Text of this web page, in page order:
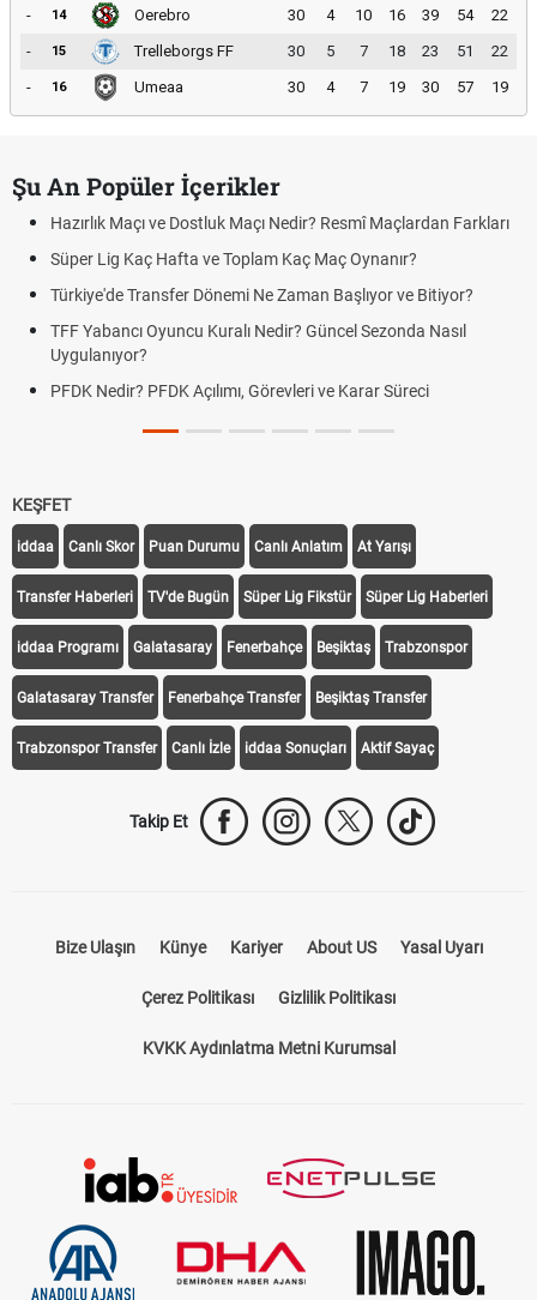
-
14 Oerebro 30 4 10 16 39 54
22
-
15 Trelleborgs FF 30 5 7 18 23 51
22
-
16 Umeaa 30 4 7 19 30 57 19
Şu An Popüler İçerikler
Hazırlık Maçı ve Dostluk Maçı Nedir? Resmî Maçlardan Farkları
Süper Lig Kaç Hafta ve Toplam Kaç Maç Oynanır?
Türkiye'de Transfer Dönemi Ne Zaman Başlıyor ve Bitiyor?
TFF Yabancı Oyuncu Kuralı Nedir? Güncel Sezonda Nasıl
Uygulanıyor?
PFDK Nedir? PFDK Açılımı, Görevleri ve Karar Süreci
KEŞFET
iddaa Canlı Skor Puan Durumu Canlı Anlatım At Yarışı
Transfer Haberleri TV'de Bugün Süper Lig Fikstür Süper Lig Haberleri
iddaa Programı Galatasaray Fenerbahçe Beşiktaş Trabzonspor
Galatasaray Transfer Fenerbahçe Transfer Beşiktaş Transfer
Trabzonspor Transfer Canlı İzle iddaa Sonuçları Aktif Sayaç
Takip Et
Bize Ulaşın Künye Kariyer About US Yasal Uyarı
Çerez Politikası Gizlilik Politikası
KVKK Aydınlatma Metni Kurumsal